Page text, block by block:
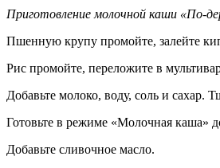
Приготовление молочной каши «По-
Пшенную крупу промойте, залейте
Рис промойте, переложите в
Добавьте молоко, воду, соль и сахар.
Готовьте в режиме «Молочная каша»
Добавьте сливочное масло.